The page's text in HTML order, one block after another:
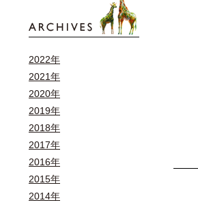
2022年
2021年
2020年
2019年
2018年
2017年
2016年
2015年
2014年